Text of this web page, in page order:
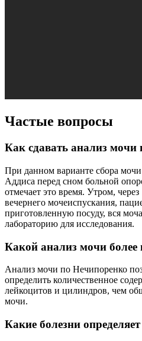
Частые вопросы
Как сдавать анализ
При данном варианте сбора
Аддиса перед сном больной
отмечает это время. Утром,
вечернего мочеиспускания,
приготовленную посуду, вся
лабораторию для исследования.
Какой анализ мочи
Анализ мочи по Нечипоренко
определить количественное
лейкоцитов и цилиндров, чем
мочи.
Какие болезни